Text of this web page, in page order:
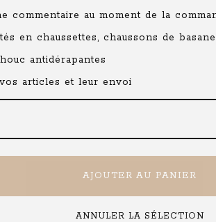
commentaire au moment de la
en chaussettes, chaussons de
antidérapantes
articles et leur envoi
AJOUTER AU PANIER
ANNULER LA SÉLECTION